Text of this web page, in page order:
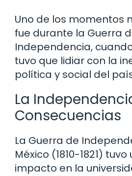
Uno de los momentos
fue durante la Guerra
Independencia,
tuvo que lidiar con la
política y social del
La
Consecuencias
La Guerra de
México (1810-1821)
impacto en la